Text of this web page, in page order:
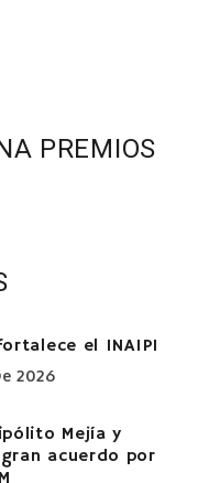
PREMIOS
el INAIPI
2026
Mejía y
acuerdo por